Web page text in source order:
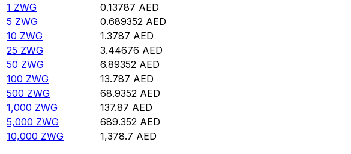
1 ZWG 0.13787 AED
5 ZWG 0.689352 AED
10 ZWG 1.3787 AED
25 ZWG 3.44676 AED
50 ZWG 6.89352 AED
100 ZWG 13.787 AED
500 ZWG 68.9352 AED
1,000 ZWG 137.87 AED
5,000 ZWG 689.352 AED
10,000 ZWG 1,378.7 AED